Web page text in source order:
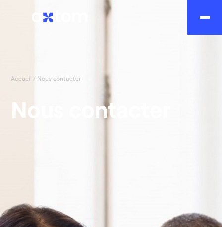
Accueil / Nous contacter
Nous contacter